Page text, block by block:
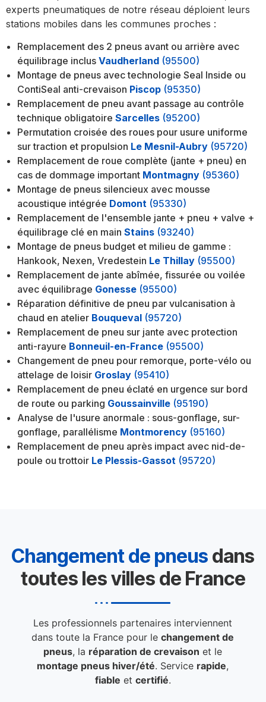
experts pneumatiques de notre réseau déploient leurs
stations mobiles dans les communes proches :
Remplacement des 2 pneus avant ou arrière avec
équilibrage inclus Vaudherland (95500)
Montage de pneus avec technologie Seal Inside ou
ContiSeal anti-crevaison Piscop (95350)
Remplacement de pneu avant passage au contrôle
technique obligatoire Sarcelles (95200)
Permutation croisée des roues pour usure uniforme
sur traction et propulsion Le Mesnil-Aubry (95720)
Remplacement de roue complète (jante + pneu) en
cas de dommage important Montmagny (95360)
Montage de pneus silencieux avec mousse
acoustique intégrée Domont (95330)
Remplacement de l'ensemble jante + pneu + valve +
équilibrage clé en main Stains (93240)
Montage de pneus budget et milieu de gamme :
Hankook, Nexen, Vredestein Le Thillay (95500)
Remplacement de jante abîmée, fissurée ou voilée
avec équilibrage Gonesse (95500)
Réparation définitive de pneu par vulcanisation à
chaud en atelier Bouqueval (95720)
Remplacement de pneu sur jante avec protection
anti-rayure Bonneuil-en-France (95500)
Changement de pneu pour remorque, porte-vélo ou
attelage de loisir Groslay (95410)
Remplacement de pneu éclaté en urgence sur bord
de route ou parking Goussainville (95190)
Analyse de l'usure anormale : sous-gonflage, sur-
gonflage, parallélisme Montmorency (95160)
Remplacement de pneu après impact avec nid-de-
poule ou trottoir Le Plessis-Gassot (95720)
Changement de pneus dans
toutes les villes de France
Les professionnels partenaires interviennent
dans toute la France pour lechangement de
pneus, la réparation de crevaison et le
montage pneus hiver/été. Service rapide,
fiable et certifié.